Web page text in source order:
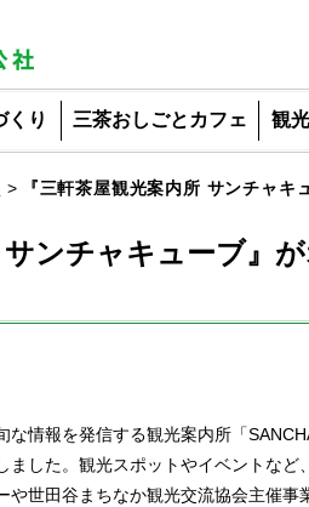
くり 三茶おしごとカフェ 観
『三軒茶屋観光案内所 サンチャキ
サンチャキューブ』
情報を発信する観光案内所「
ました。観光スポットやイベントなど
や世田谷まちなか観光交流協会主催事